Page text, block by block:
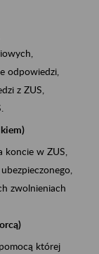
odpowiedzi,
z ZUS,
koncie w ZUS,
zwolnieniach
której